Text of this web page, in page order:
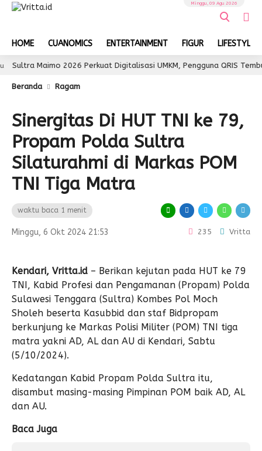
HOME CUANOMICS ENTERTAINMENT FIGUR LIFESTYLE
Minggu, 09 Agu 2026
Maimo 2026 Perkuat Digitalisasi UMKM, Pengguna QRIS Tembus 350
Beranda Ragam
Sinergitas Di HUT TNI ke 79,
Propam Polda Sultra
Silaturahmi di Markas POM
TNI Tiga Matra
waktu baca 1 menit
Minggu, 6 Okt 2024 21:53 235 Vritta
Kendari, Vritta.id – Berikan kejutan pada HUT ke 79
TNI, Kabid Profesi dan Pengamanan (Propam) Polda
Sulawesi Tenggara (Sultra) Kombes Pol Moch
Sholeh beserta Kasubbid dan staf Bidpropam
berkunjung ke Markas Polisi Militer (POM) TNI tiga
matra yakni AD, AL dan AU di Kendari, Sabtu
(5/10/2024).
Kedatangan Kabid Propam Polda Sultra itu,
disambut masing-masing Pimpinan POM baik AD, AL
dan AU.
Baca Juga